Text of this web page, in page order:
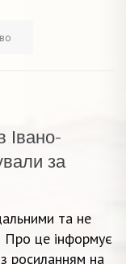
Івано-
за
та не
Про це інформує
росиланням на